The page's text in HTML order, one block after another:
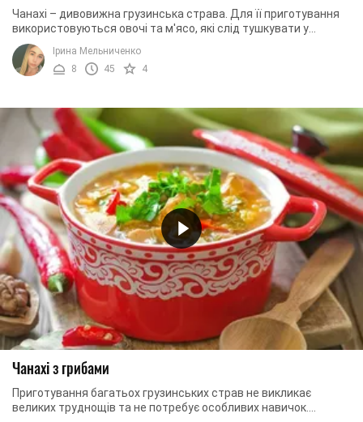
Чанахі – дивовижна грузинська страва. Для її приготування
використовуються овочі та м'ясо, які слід тушкувати у
горщиках. Страва виходить апетитною, ...
Ірина Мельниченко
8
45 4
Чанахі з грибами
Приготування багатьох грузинських страв не викликає
великих труднощів та не потребує особливих навичок.